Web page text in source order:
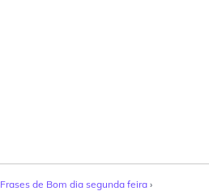
Frases de Bom dia segunda feira ›